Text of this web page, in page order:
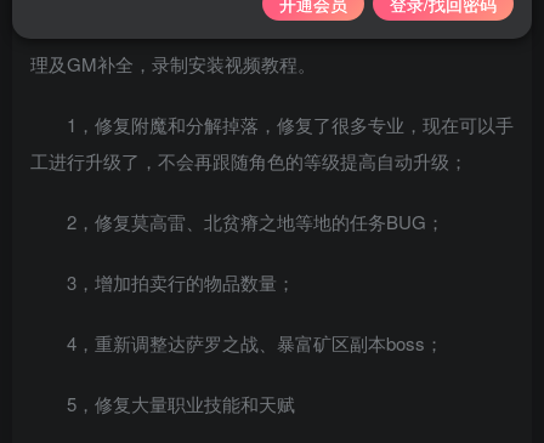
本端源自网络（据说是逍遥的作品），本站只是做了整
理及GM补全，录制安装视频教程。
1，修复附魔和分解掉落，修复了很多专业，现在可以手
工进行升级了，不会再跟随角色的等级提高自动升级；
2，修复莫高雷、北贫瘠之地等地的任务BUG；
3，增加拍卖行的物品数量；
4，重新调整达萨罗之战、暴富矿区副本boss；
5，修复大量职业技能和天赋